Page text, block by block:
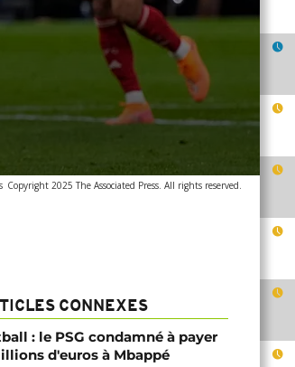
Copyright 2025 The Associated Press. All rights reserved.
CONNEXES
: le PSG condamné à payer
d'euros à Mbappé